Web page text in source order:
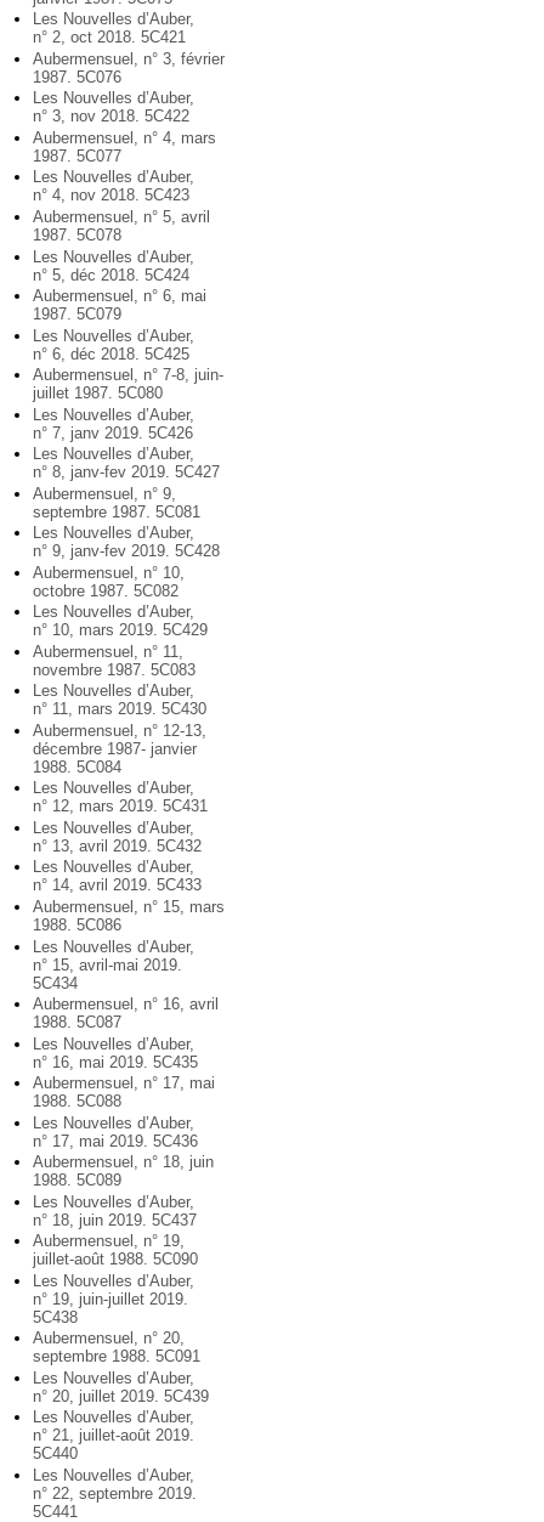
Les Nouvelles d’Auber,
n° 2, oct 2018. 5C421
Aubermensuel, n° 3, février
1987. 5C076
Les Nouvelles d’Auber,
n° 3, nov 2018. 5C422
Aubermensuel, n° 4, mars
1987. 5C077
Les Nouvelles d’Auber,
n° 4, nov 2018. 5C423
Aubermensuel, n° 5, avril
1987. 5C078
Les Nouvelles d’Auber,
n° 5, déc 2018. 5C424
Aubermensuel, n° 6, mai
1987. 5C079
Les Nouvelles d’Auber,
n° 6, déc 2018. 5C425
Aubermensuel, n° 7-8, juin-
juillet 1987. 5C080
Les Nouvelles d’Auber,
n° 7, janv 2019. 5C426
Les Nouvelles d’Auber,
n° 8, janv-fev 2019. 5C427
Aubermensuel, n° 9,
septembre 1987. 5C081
Les Nouvelles d’Auber,
n° 9, janv-fev 2019. 5C428
Aubermensuel, n° 10,
octobre 1987. 5C082
Les Nouvelles d’Auber,
n° 10, mars 2019. 5C429
Aubermensuel, n° 11,
novembre 1987. 5C083
Les Nouvelles d’Auber,
n° 11, mars 2019. 5C430
Aubermensuel, n° 12-13,
décembre 1987- janvier
1988. 5C084
Les Nouvelles d’Auber,
n° 12, mars 2019. 5C431
Les Nouvelles d’Auber,
n° 13, avril 2019. 5C432
Les Nouvelles d’Auber,
n° 14, avril 2019. 5C433
Aubermensuel, n° 15, mars
1988. 5C086
Les Nouvelles d’Auber,
n° 15, avril-mai 2019.
5C434
Aubermensuel, n° 16, avril
1988. 5C087
Les Nouvelles d’Auber,
n° 16, mai 2019. 5C435
Aubermensuel, n° 17, mai
1988. 5C088
Les Nouvelles d’Auber,
n° 17, mai 2019. 5C436
Aubermensuel, n° 18, juin
1988. 5C089
Les Nouvelles d’Auber,
n° 18, juin 2019. 5C437
Aubermensuel, n° 19,
juillet-août 1988. 5C090
Les Nouvelles d’Auber,
n° 19, juin-juillet 2019.
5C438
Aubermensuel, n° 20,
septembre 1988. 5C091
Les Nouvelles d’Auber,
n° 20, juillet 2019. 5C439
Les Nouvelles d’Auber,
n° 21, juillet-août 2019.
5C440
Les Nouvelles d’Auber,
n° 22, septembre 2019.
5C441